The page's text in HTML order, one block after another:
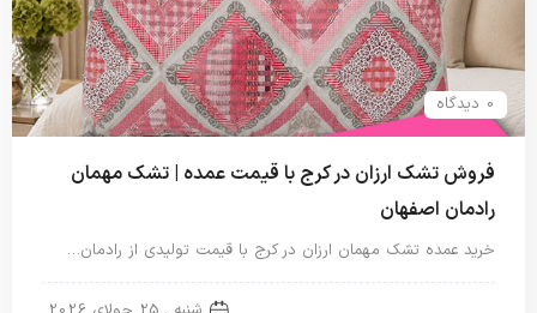
0 دیدگاه
فروش تشک ارزان در کرج با قیمت عمده | تشک مهمان
رادمان اصفهان
خرید عمده تشک مهمان ارزان در کرج با قیمت تولیدی از رادمان…